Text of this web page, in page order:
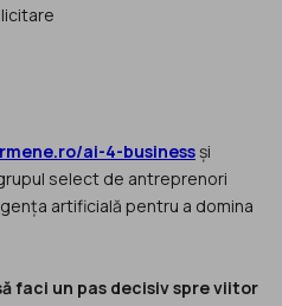
ai-4-businessși
select de antreprenori
artificială pentru a domina
faci un pas decisiv spre viitor